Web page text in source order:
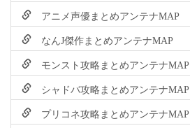
アニメ声優まとめアンテナMAP
なんJ傑作まとめアンテナMAP
モンスト攻略まとめアンテナMAP
シャドバ攻略まとめアンテナMAP
プリコネ攻略まとめアンテナMAP